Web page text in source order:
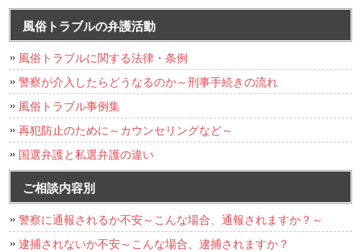
風俗トラブルの弁護活動
風俗トラブルに関する法律・条例
警察が介入したらどうなるのか～刑事手続きの流れ
風俗トラブル事例集
再犯防止のために～カウンセリングなど～
国選弁護と私選弁護の違い
ご相談内容別
警察に通報されるか不安～こんな場合、通報されますか？～
逮捕されないか不安～こんな場合、逮捕されますか？